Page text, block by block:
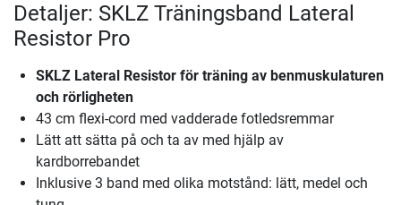
Detaljer: SKLZ Träningsband Lateral
Resistor Pro
SKLZ Lateral Resistor för träning av benmuskulaturen
och rörligheten
43 cm flexi-cord med vadderade fotledsremmar
Lätt att sätta på och ta av med hjälp av
kardborrebandet
Inklusive 3 band med olika motstånd: lätt, medel och